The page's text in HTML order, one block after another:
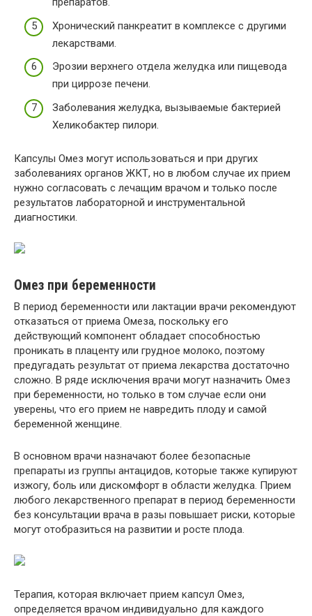
Хронический панкреатит в комплексе с другими
лекарствами.
Эрозии верхнего отдела желудка или пищевода
при циррозе печени.
Заболевания желудка, вызываемые бактерией
Хеликобактер пилори.
Капсулы Омез могут использоваться и при других
заболеваниях органов ЖКТ, но в любом случае их прием
нужно согласовать с лечащим врачом и только после
результатов лабораторной и инструментальной
диагностики.
Омез при беременности
В период беременности или лактации врачи рекомендуют
отказаться от приема Омеза, поскольку его
действующий компонент обладает способностью
проникать в плаценту или грудное молоко, поэтому
предугадать результат от приема лекарства достаточно
сложно. В ряде исключения врачи могут назначить Омез
при беременности, но только в том случае если они
уверены, что его прием не навредить плоду и самой
беременной женщине.
В основном врачи назначают более безопасные
препараты из группы антацидов, которые также купируют
изжогу, боль или дискомфорт в области желудка. Прием
любого лекарственного препарат в период беременности
без консультации врача в разы повышает риски, которые
могут отобразиться на развитии и росте плода.
Терапия, которая включает прием капсул Омез,
определяется врачом индивидуально для каждого